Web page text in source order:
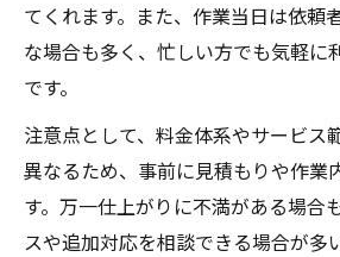
てくれます。また、作業当日は依頼
な場合も多く、忙しい方でも気軽に
です。
注意点として、料金体系やサービス
異なるため、事前に見積もりや作業
す。万一仕上がりに不満がある場合
スや追加対応を相談できる場合が多